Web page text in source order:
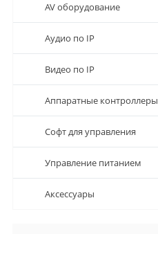
AV оборудование
Аудио по IP
Видео по IP
Аппаратные контроллеры
Софт для управления
Управление питанием
Аксессуары